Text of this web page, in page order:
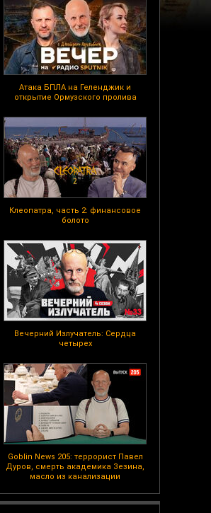
Атака БПЛА на Геленджик и
открытие Ормузского пролива
Клеопатра, часть 2: финансовое
болото
Вечерний Излучатель: Сердца
четырех
Goblin News 205: террорист Павел
Дуров, смерть академика Зезина,
масло из канализации